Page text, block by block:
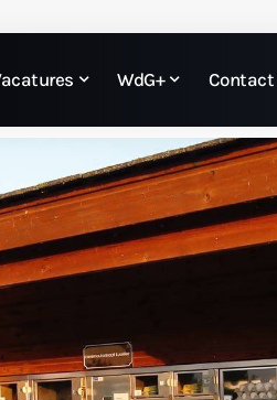
WdG+ Contact